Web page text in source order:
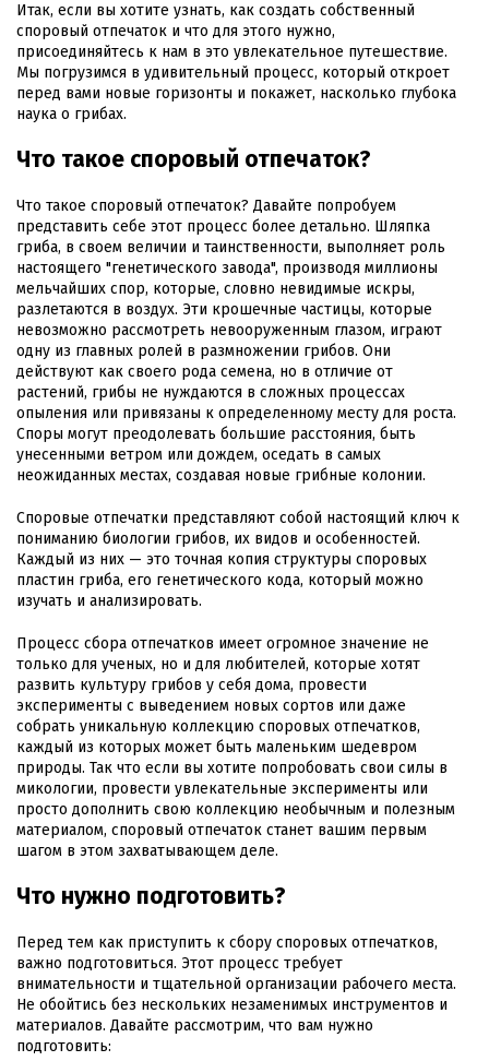
Итак, если вы хотите узнать, как создать собственный
споровый отпечаток и что для этого нужно,
присоединяйтесь к нам в это увлекательное путешествие.
Мы погрузимся в удивительный процесс, который откроет
перед вами новые горизонты и покажет, насколько глубока
наука о грибах.
Что такое споровый отпечаток?
Что такое споровый отпечаток? Давайте попробуем
представить себе этот процесс более детально. Шляпка
гриба, в своем величии и таинственности, выполняет роль
настоящего "генетического завода", производя миллионы
мельчайших спор, которые, словно невидимые искры,
разлетаются в воздух. Эти крошечные частицы, которые
невозможно рассмотреть невооруженным глазом, играют
одну из главных ролей в размножении грибов. Они
действуют как своего рода семена, но в отличие от
растений, грибы не нуждаются в сложных процессах
опыления или привязаны к определенному месту для роста.
Споры могут преодолевать большие расстояния, быть
унесенными ветром или дождем, оседать в самых
неожиданных местах, создавая новые грибные колонии.
Споровые отпечатки представляют собой настоящий ключ к
пониманию биологии грибов, их видов и особенностей.
Каждый из них — это точная копия структуры споровых
пластин гриба, его генетического кода, который можно
изучать и анализировать.
Процесс сбора отпечатков имеет огромное значение не
только для ученых, но и для любителей, которые хотят
развить культуру грибов у себя дома, провести
эксперименты с выведением новых сортов или даже
собрать уникальную коллекцию споровых отпечатков,
каждый из которых может быть маленьким шедевром
природы. Так что если вы хотите попробовать свои силы в
микологии, провести увлекательные эксперименты или
просто дополнить свою коллекцию необычным и полезным
материалом, споровый отпечаток станет вашим первым
шагом в этом захватывающем деле.
Что нужно подготовить?
Перед тем как приступить к сбору споровых отпечатков,
важно подготовиться. Этот процесс требует
внимательности и тщательной организации рабочего места.
Не обойтись без нескольких незаменимых инструментов и
материалов. Давайте рассмотрим, что вам нужно
подготовить: